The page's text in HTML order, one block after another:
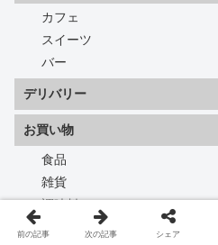
カフェ
スイーツ
バー
デリバリー
お買い物
食品
雑貨
調味料
インスタントヌードル
前の記事 次の記事 シェア